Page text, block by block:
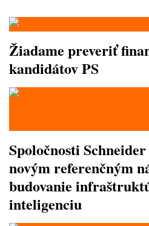
Žiadame preveriť
kandidátov PS
Spoločnosti
novým referenčným
budovanie
inteligenciu